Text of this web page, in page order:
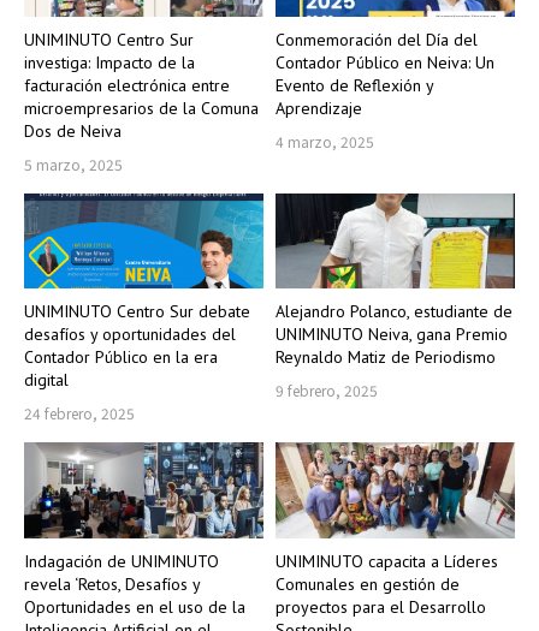
UNIMINUTO Centro Sur
investiga: Impacto de la
facturación electrónica entre
microempresarios de la Comuna
Dos de Neiva
5 marzo, 2025
Conmemoración del Día del
Contador Público en Neiva: Un
Evento de Reflexión y
Aprendizaje
4 marzo, 2025
UNIMINUTO Centro Sur debate
desafíos y oportunidades del
Contador Público en la era
digital
24 febrero, 2025
Alejandro Polanco, estudiante de
UNIMINUTO Neiva, gana Premio
Reynaldo Matiz de Periodismo
9 febrero, 2025
Indagación de UNIMINUTO
revela ‘Retos, Desafíos y
Oportunidades en el uso de la
UNIMINUTO capacita a Líderes
Comunales en gestión de
proyectos para el Desarrollo